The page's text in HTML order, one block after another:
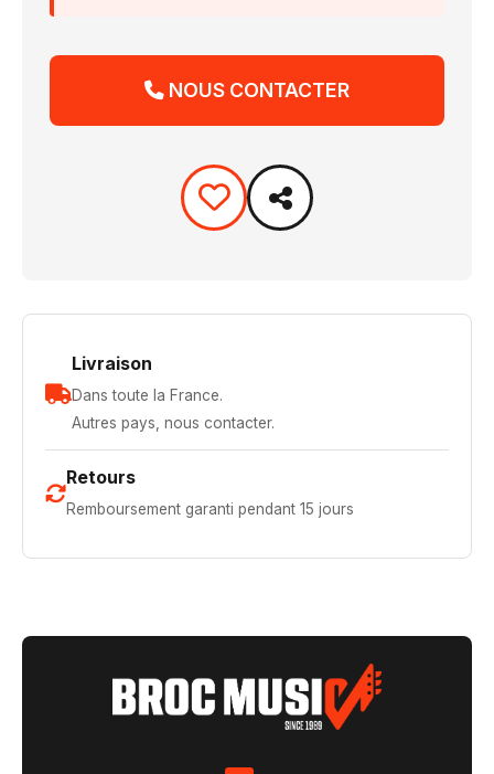
NOUS CONTACTER
Livraison
Dans toute la France.
Autres pays, nous contacter.
Retours
Remboursement garanti pendant 15 jours